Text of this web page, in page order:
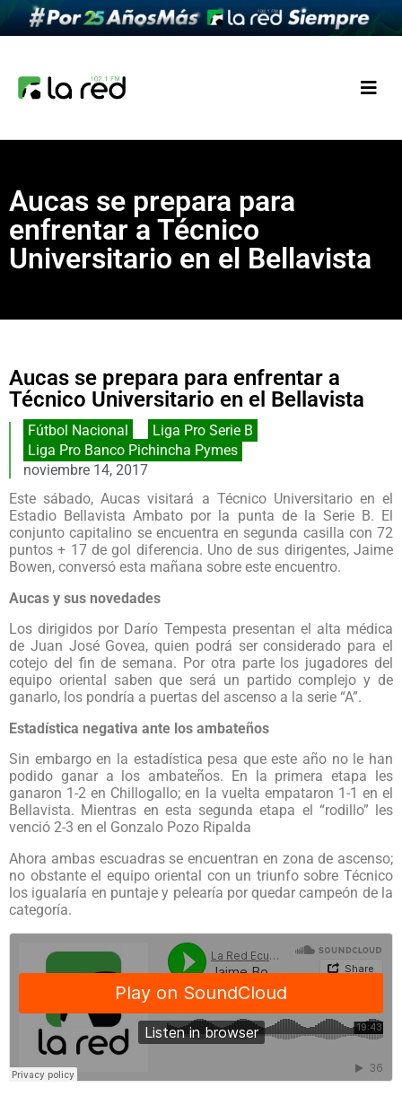
Aucas se prepara para
enfrentar a Técnico
Universitario en el Bellavista
Aucas se prepara para enfrentar a
Técnico Universitario en el Bellavista
Fútbol Nacional
Liga Pro Serie B
Liga Pro Banco Pichincha Pymes
noviembre 14, 2017
Este sábado, Aucas visitará a Técnico Universitario en el
Estadio Bellavista Ambato por la punta de la Serie B. El
conjunto capitalino se encuentra en segunda casilla con 72
puntos + 17 de gol diferencia. Uno de sus dirigentes, Jaime
Bowen, conversó esta mañana sobre este encuentro.
Aucas y sus novedades
Los dirigidos por Darío Tempesta presentan el alta médica
de Juan José Govea, quien podrá ser considerado para el
cotejo del fin de semana. Por otra parte los jugadores del
equipo oriental saben que será un partido complejo y de
ganarlo, los pondría a puertas del ascenso a la serie “A”.
Estadística negativa ante los ambateños
Sin embargo en la estadística pesa que este año no le han
podido ganar a los ambateños. En la primera etapa les
ganaron 1-2 en Chillogallo; en la vuelta empataron 1-1 en el
Bellavista. Mientras en esta segunda etapa el “rodillo” les
venció 2-3 en el Gonzalo Pozo Ripalda
Ahora ambas escuadras se encuentran en zona de ascenso;
no obstante el equipo oriental con un triunfo sobre Técnico
los igualaría en puntaje y pelearía por quedar campeón de la
categoría.